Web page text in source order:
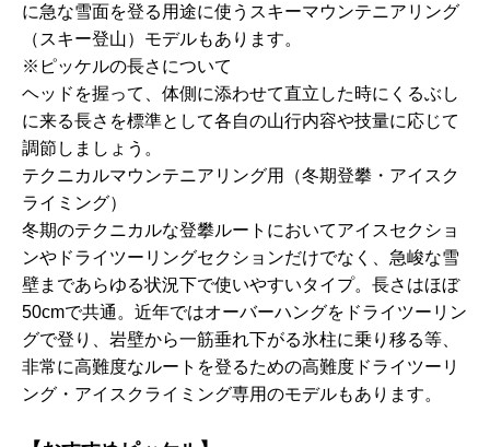
に急な雪面を登る用途に使うスキーマウンテニアリング
（スキー登山）モデルもあります。
※ピッケルの長さについて
ヘッドを握って、体側に添わせて直立した時にくるぶし
に来る長さを標準として各自の山行内容や技量に応じて
調節しましょう。
テクニカルマウンテニアリング用（冬期登攀・アイスク
ライミング）
冬期のテクニカルな登攀ルートにおいてアイスセクショ
ンやドライツーリングセクションだけでなく、急峻な雪
壁まであらゆる状況下で使いやすいタイプ。長さはほぼ
50cmで共通。近年ではオーバーハングをドライツーリン
グで登り、岩壁から一筋垂れ下がる氷柱に乗り移る等、
非常に高難度なルートを登るための高難度ドライツーリ
ング・アイスクライミング専用のモデルもあります。